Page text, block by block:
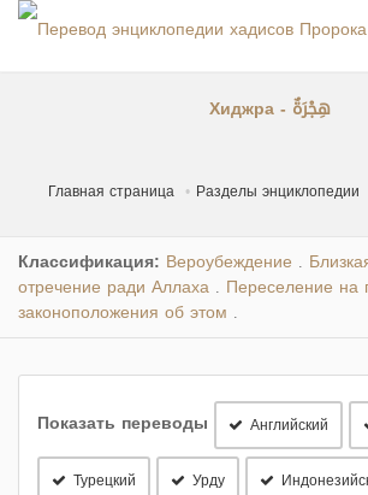
Хиджра - هِجْرَةٌ
Главная страница Разделы энциклопедии
Классификация: Вероубеждение
отречение ради Аллаха Переселение на
законоположения об этом
Показать переводы Английский
Турецкий Урду